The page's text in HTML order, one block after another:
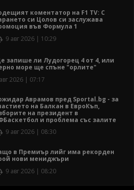
коментатор на F1 TV: С
си Цолов си заслужава
във Формула 1
9 авг 2026 | 10:29
запише ли Лудогорец 4 от 4, или
море ще спъне "орлите"
2026 | 07:17
Аврамов пред Sportal.bg - за
на Балкан в ЕвроКъп,
на президент в
и проблема със залите
9 авг 2026 | 08:30
в Премиър лийг има рекорден
нови мениджъри
9 авг 2026 | 08:20